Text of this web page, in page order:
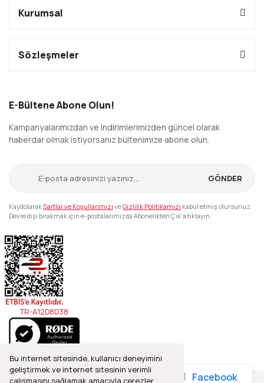
Bu internet sitesinde, kullanıcı deneyimini
geliştirmek ve internet sitesinin verimli
çalışmasını sağlamak amacıyla çerezler
Kurumsal
Sözleşmeler
E-Bültene Abone Olun!
Kampanyalarımızdan ve indirimlerimizden güncel olarak
haberdar olmak istiyorsanız bültenimize abone olun.
GÖNDER
KaydolarakŞartlar ve Koşullarımızı veGizlilik Politikamızı kabul etmiş olursunuz.
Devre dışı bırakmak için e-postalarımızda Abonelikten Çık'a tıklayın.
TR-A12D8D38
Facebook